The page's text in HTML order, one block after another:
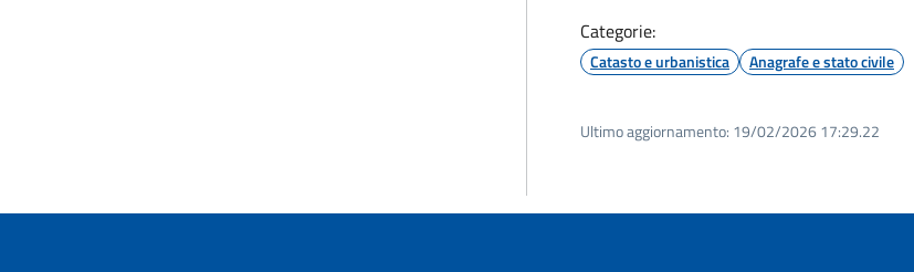
Categorie:
Catasto e urbanistica Anagrafe e stato civile
Ultimo aggiornamento: 19/02/2026 17:29.22